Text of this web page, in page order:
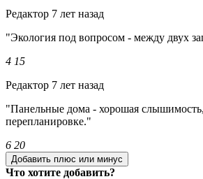
Редактор 7 лет назад
"Экология под вопросом - между двух
4 15
Редактор 7 лет назад
"Панельные дома - хорошая
перепланировке."
6 20
Добавить плюс или минус
Что хотите добавить?